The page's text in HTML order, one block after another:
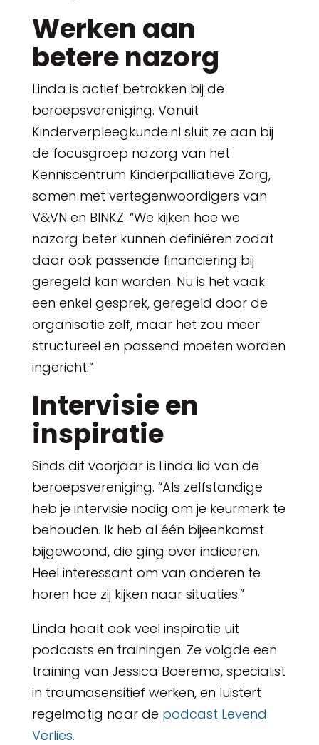
Werken aan
betere nazorg
Linda is actief betrokken bij de
beroepsvereniging. Vanuit
Kinderverpleegkunde.nl sluit ze aan bij
de focusgroep nazorg van het
Kenniscentrum Kinderpalliatieve Zorg,
samen met vertegenwoordigers van
V&VN en BINKZ. “We kijken hoe we
nazorg beter kunnen definiëren zodat
daar ook passende financiering bij
geregeld kan worden. Nu is het vaak
een enkel gesprek, geregeld door de
organisatie zelf, maar het zou meer
structureel en passend moeten worden
ingericht.”
Intervisie en
inspiratie
Sinds dit voorjaar is Linda lid van de
beroepsvereniging. “Als zelfstandige
heb je intervisie nodig om je keurmerk te
behouden. Ik heb al één bijeenkomst
bijgewoond, die ging over indiceren.
Heel interessant om van anderen te
horen hoe zij kijken naar situaties.”
Linda haalt ook veel inspiratie uit
podcasts en trainingen. Ze volgde een
training van Jessica Boerema, specialist
in traumasensitief werken, en luistert
regelmatig naar de podcast Levend
Verlies.